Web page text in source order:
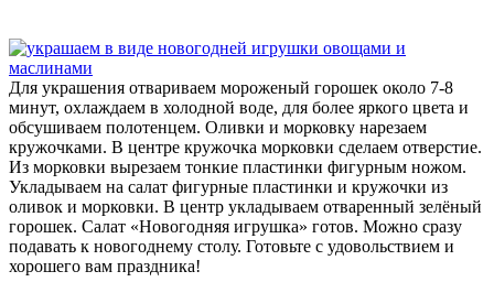
Для украшения отвариваем мороженый горошек около 7-8
минут, охлаждаем в холодной воде, для более яркого цвета и
обсушиваем полотенцем. Оливки и морковку нарезаем
кружочками. В центре кружочка морковки сделаем отверстие.
Из морковки вырезаем тонкие пластинки фигурным ножом.
Укладываем на салат фигурные пластинки и кружочки из
оливок и морковки. В центр укладываем отваренный зелёный
горошек. Салат «Новогодняя игрушка» готов. Можно сразу
подавать к новогоднему столу. Готовьте с удовольствием и
хорошего вам праздника!